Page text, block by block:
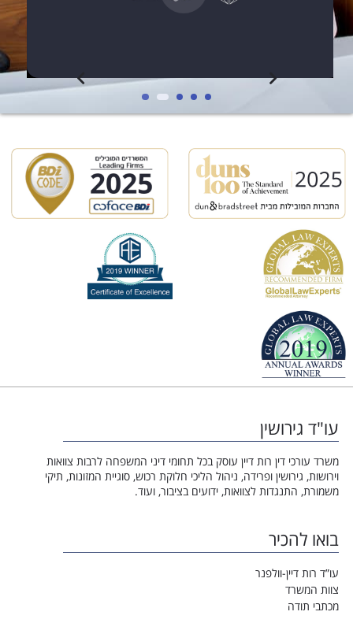
עו"ד גירושין
משרד עורכי דין רות דיין עוסק בכל תחומי דיני המשפחה לרבות צוואות
וירושות, גירושין ופרידה, ניהול הליכי חלוקת רכוש, סוגיית המזונות, תיקי
משמורת, התנגדות לצוואות, ידועים בציבור, ועוד.
בואו להכיר
עו”ד רות דיין-וולפנר
צוות המשרד
מכתבי תודה